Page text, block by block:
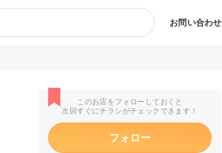
お問い合わせ
このお店をフォローしておくと
次回すぐにチラシがチェックできます！
フォロー